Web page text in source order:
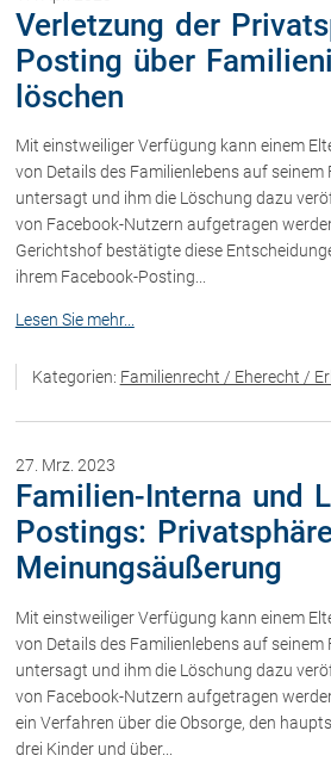
Verletzung der
Posting über
löschen
Mit einstweiliger Verfügung kann einem
von Details des Familienlebens auf
untersagt und ihm die Löschung dazu
von Facebook-Nutzern aufgetragen
Gerichtshof bestätigte diese
ihrem Facebook-Posting...
Lesen Sie mehr...
Kategorien: Familienrecht / Eherecht /
27. Mrz. 2023
Familien-Interna und
Postings:
Meinungsäußerung
Mit einstweiliger Verfügung kann einem
von Details des Familienlebens auf
untersagt und ihm die Löschung dazu
von Facebook-Nutzern aufgetragen
ein Verfahren über die Obsorge, den
drei Kinder und über...